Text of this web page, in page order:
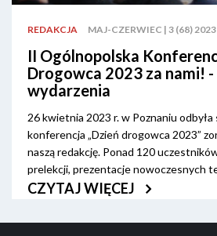
REDAKCJA MAJ-CZERWIEC | 3 (68) 2023
II Ogólnopolska
Drogowca 2023 za nami! -
wydarzenia
26 kwietnia 2023 r. w Poznaniu
konferencja „Dzień drogowca 2023”
naszą redakcję. Ponad 120
prelekcji, prezentacje nowoczesnych
networking – tak było podczas drugiej
CZYTAJ WIĘCEJ